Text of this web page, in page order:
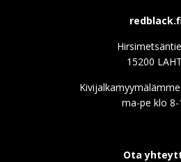
15200
ma-pe klo 8-
Ota